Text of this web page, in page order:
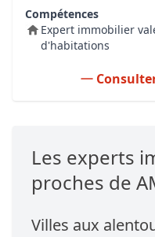
Compétences
Expert immobilier
d'habitations
Les experts
proches de
Villes aux